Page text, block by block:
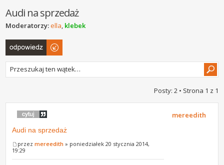
Audi na sprzedaż
Moderatorzy:ella, klebek
Odpowiedz
Posty: 2 • Strona 1 z 1
Audi na sprzedaż
przezmereedith » poniedziałek 20 stycznia 2014,
19:29
mereedith